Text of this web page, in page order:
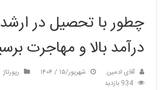
چطور با تحصیل در
درآمد بالا و مهاجرت
آقای ادمین شهریور/۱۵ / ۱۴۰۴ رپورتاژ
934 بازدید